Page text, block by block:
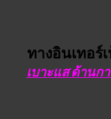
ทางอินเทอร์
เบาะแส ด้านก